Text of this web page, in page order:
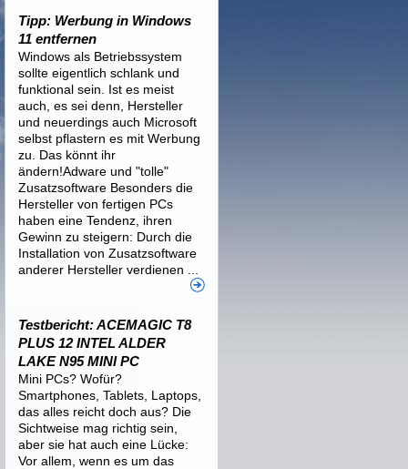
Tipp: Werbung in Windows
11 entfernen
Windows als Betriebssystem
sollte eigentlich schlank und
funktional sein. Ist es meist
auch, es sei denn, Hersteller
und neuerdings auch Microsoft
selbst pflastern es mit Werbung
zu. Das könnt ihr
ändern!Adware und "tolle"
Zusatzsoftware Besonders die
Hersteller von fertigen PCs
haben eine Tendenz, ihren
Gewinn zu steigern: Durch die
Installation von Zusatzsoftware
anderer Hersteller verdienen ...
Testbericht: ACEMAGIC T8
PLUS 12 INTEL ALDER
LAKE N95 MINI PC
Mini PCs? Wofür?
Smartphones, Tablets, Laptops,
das alles reicht doch aus? Die
Sichtweise mag richtig sein,
aber sie hat auch eine Lücke:
Vor allem, wenn es um das